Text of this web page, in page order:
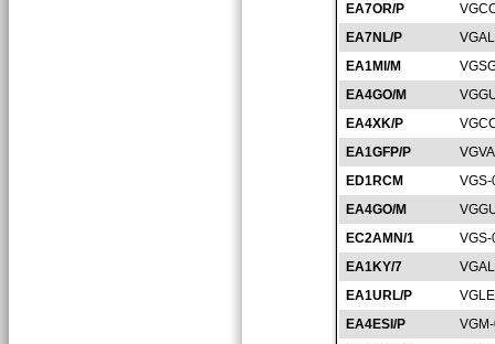
EA7OR/P
EA7NL/P
EA1MI/M
EA4GO/M
EA4XK/P
EA1GFP/P
ED1RCM
EA4GO/M
EC2AMN/1
EA1KY/7
EA1URL/P
EA4ESI/P